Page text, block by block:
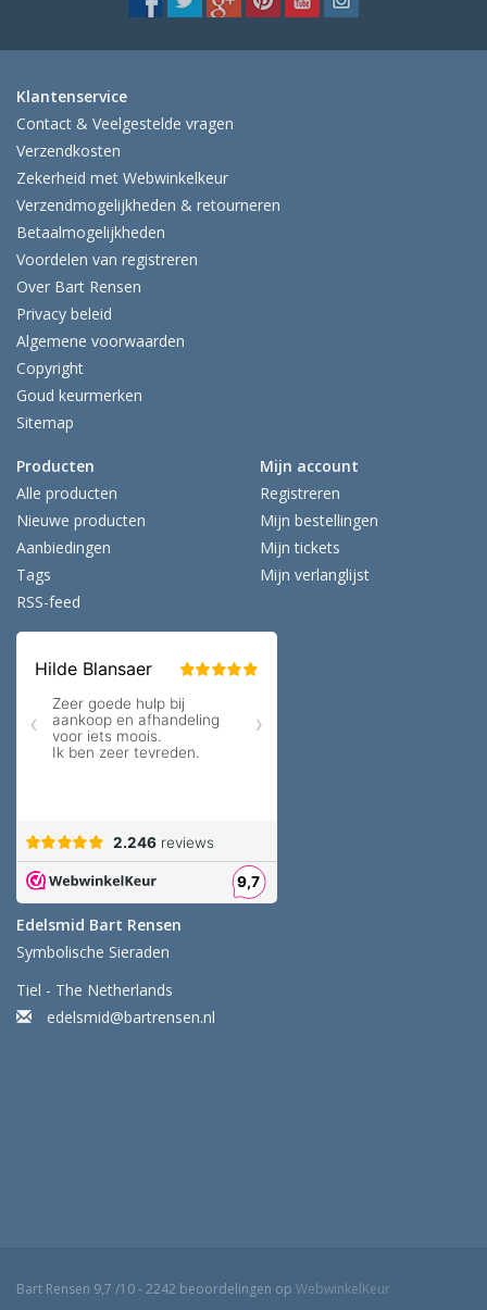
Klantenservice
Contact & Veelgestelde vragen
Verzendkosten
Zekerheid met Webwinkelkeur
Verzendmogelijkheden & retourneren
Betaalmogelijkheden
Voordelen van registreren
Over Bart Rensen
Privacy beleid
Algemene voorwaarden
Copyright
Goud keurmerken
Sitemap
Producten
Alle producten
Nieuwe producten
Aanbiedingen
Tags
RSS-feed
Mijn account
Registreren
Mijn bestellingen
Mijn tickets
Mijn verlanglijst
Edelsmid Bart Rensen
Symbolische Sieraden
Tiel - The Netherlands
edelsmid@bartrensen.nl
Bart Rensen 9,7 /10-2242 beoordelingen op WebwinkelKeur